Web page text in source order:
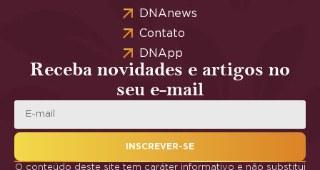
DNAnews
Contato
DNApp
Receba novidades e artigos no
seu e-mail
INSCREVER-SE
O conteúdo deste site tem caráter informativo e não substitui